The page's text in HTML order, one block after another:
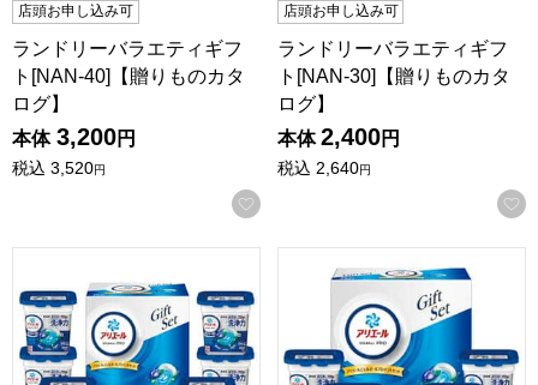
店頭お申し込み可
ランドリーバラエティギフ
ト[NAN-40]【贈りものカタ
ログ】
本体 3,200円
税込 3,520円
お気に入りに登録する
店頭お申し込み可
ランドリーバラエティギフ
ト[NAN-30]【贈りものカタ
ログ】
本体 2,400円
税込 2,640円